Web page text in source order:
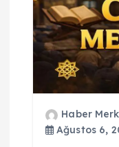
Haber
Ağustos 6,